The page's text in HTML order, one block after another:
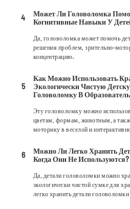
4
Может Ли Головоломка
Когнитивные Навыки У
Да, головоломка может помочь
решения проблем, зрительно-
концентрацию.
5
Как Можно Использовать
Экологически Чистую
Головоломку В
Эту головоломку можно
цветам, формам, животным, а
моторику в веселой и
6
Можно Ли Легко Хранить
Когда Они Не Используются?
Да, детали головоломки можно
экологически чистой сумке для
легко хранить детали